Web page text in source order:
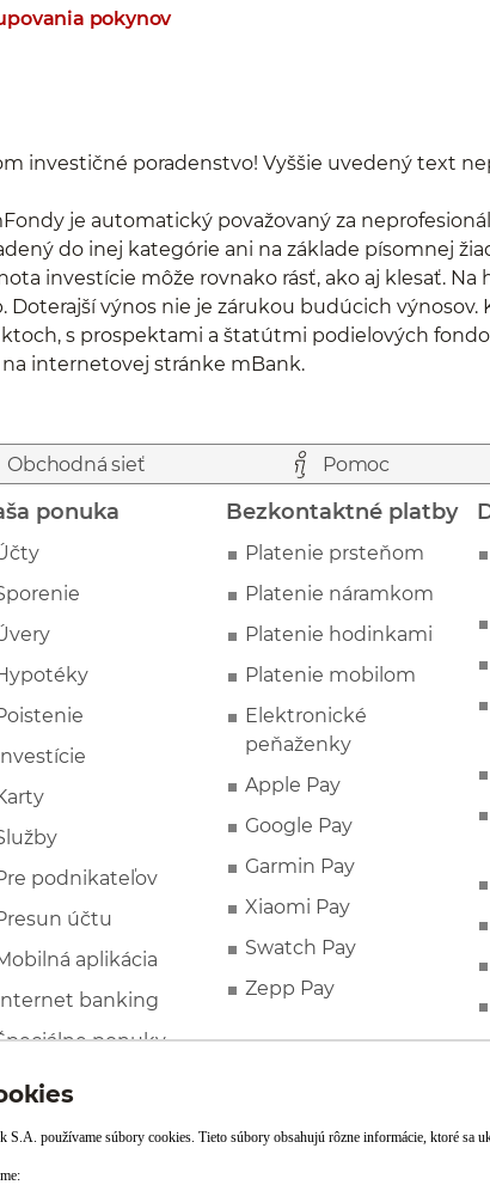
pokynov
investičné poradenstvo! Vyššie uvedený text
je automatický považovaný za
do inej kategórie ani na základe písomnej
investície môže rovnako rásť, ako aj klesať.
Doterajší výnos nie je zárukou budúcich
s prospektami a štatútmi podielových
internetovej stránke mBank.
Obchodná sieť Pomoc
ponuka
podnikateľov
účtu
aplikácia
banking
ponuky
Bezkontaktné platby
Platenie prsteňom
Platenie náramkom
Platenie hodinkami
Platenie mobilom
Elektronické
peňaženky
Apple Pay
Google Pay
Garmin Pay
Xiaomi Pay
Swatch Pay
Zepp Pay